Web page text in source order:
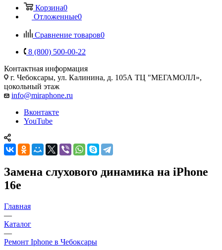
Корзина0
Отложенные0
Сравнение товаров0
8 (800) 500-00-22
Контактная информация
г. Чебоксары, ул. Калинина, д. 105А ТЦ "МЕГАМОЛЛ»,
цокольный этаж
info@miraphone.ru
Вконтакте
YouTube
Замена слухового динамика на iPhone
16e
Главная
—
Каталог
—
Ремонт Iphone в Чебоксары